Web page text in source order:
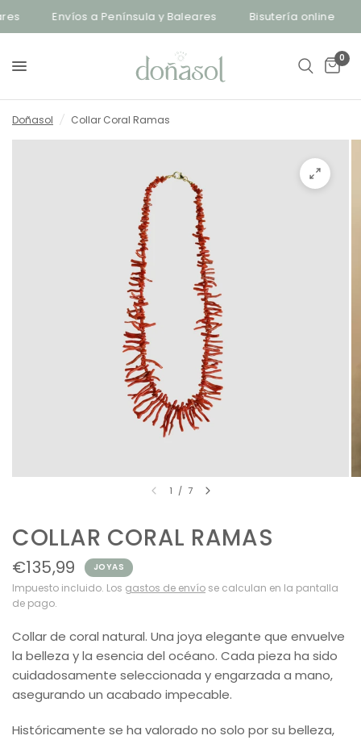
Envíos a Península y Baleares Bisutería online
0
Doñasol / Collar Coral Ramas
1 / 7
COLLAR CORAL RAMAS
€135,99 JOYAS
Impuesto incluido. Los gastos de envío se calculan en la pantalla
de pago.
Collar de coral natural. Una joya elegante que envuelve
la belleza y la esencia del océano. Cada pieza ha sido
cuidadosamente seleccionada y engarzada a mano,
asegurando un acabado impecable.
Históricamente se ha valorado no solo por su belleza,